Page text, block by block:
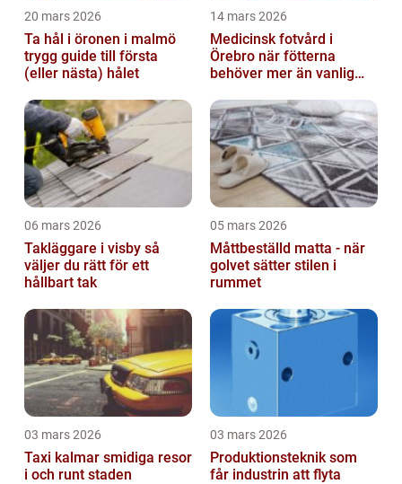
20 mars 2026
Ta hål i öronen i malmö
trygg guide till första
(eller nästa) hålet
14 mars 2026
Medicinsk fotvård i
Örebro när fötterna
behöver mer än vanlig
06 mars 2026
Takläggare i visby så
väljer du rätt för ett
hållbart tak
05 mars 2026
Måttbeställd matta - när
golvet sätter stilen i
rummet
03 mars 2026
Taxi kalmar smidiga resor
i och runt staden
03 mars 2026
Produktionsteknik som
får industrin att flyta